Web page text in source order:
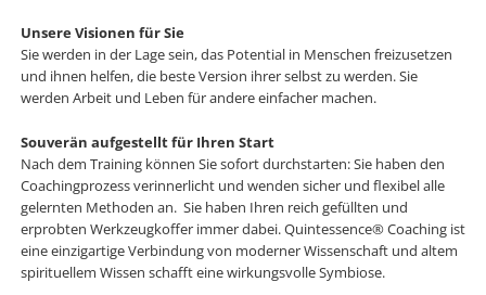
Unsere Visionen für Sie
Sie werden in der Lage sein, das Potential in Menschen freizusetzen
und ihnen helfen, die beste Version ihrer selbst zu werden. Sie
werden Arbeit und Leben für andere einfacher machen.
Souverän aufgestellt für Ihren Start
Nach dem Training können Sie sofort durchstarten: Sie haben den
Coachingprozess verinnerlicht und wenden sicher und flexibel alle
gelernten Methoden an. Sie haben Ihren reich gefüllten und
erprobten Werkzeugkoffer immer dabei. Quintessence® Coaching ist
eine einzigartige Verbindung von moderner Wissenschaft und altem
spirituellem Wissen schafft eine wirkungsvolle Symbiose.